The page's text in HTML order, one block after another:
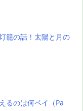
籠の話！太陽と月の
るのは何ペイ（Pa